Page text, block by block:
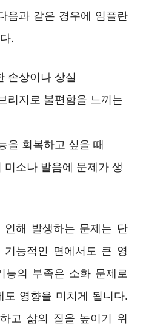
음과 같은 경우에 임플란
.
손상이나 상실
리지로 불편함을 느끼는
을 회복하고 싶을 때
미소나 발음에 문제가 생
인해 발생하는 문제는 단
능적인 면에서도 큰 영
능의 부족은 소화 문제로
도 영향을 미치게 됩니다.
고 삶의 질을 높이기 위